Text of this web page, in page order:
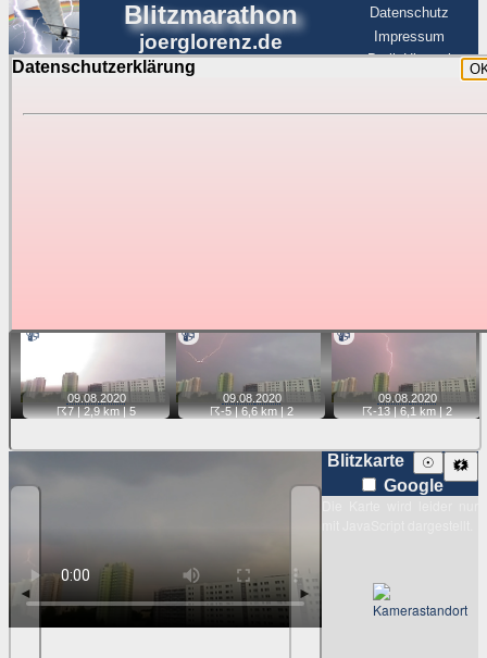
Datenschutzerklärung
Blitzmarathon
joerglorenz.de
Datenschutz
Impressum
BerlinHimmel
Blitzmarathon
Luftfahrt
📹
09.08. 2020
☈7| 2,9 km |5
📹
09.08. 2020
☈-5| 6,6 km |2
📹
09.08. 2020
☈-13| 6,1 km |2
◄ ►
Blitzkarte 🗱
☉
Google